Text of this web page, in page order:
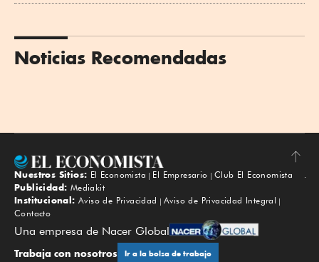
Noticias Recomendadas
Subir
Nuestros Sitios: El Economista El Empresario
Club El Economista
Publicidad: Mediakit
Institucional: Aviso de Privacidad
Aviso de Privacidad Integral
Contacto
Una empresa de Nacer Global
Trabaja con nosotros Ir a la bolsa de trabajo